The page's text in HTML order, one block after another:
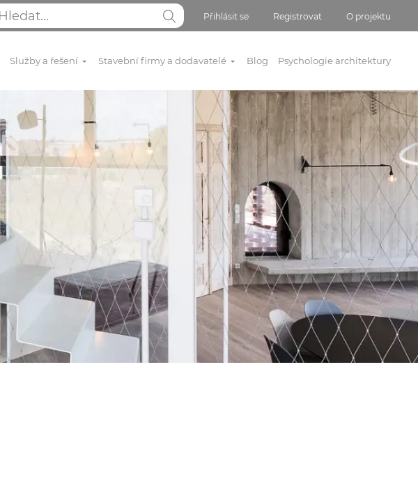
Přihlásit se Registrovat O projektu
Služby a řešení Stavební firmy a dodavatelé Blog Psychologie architektury